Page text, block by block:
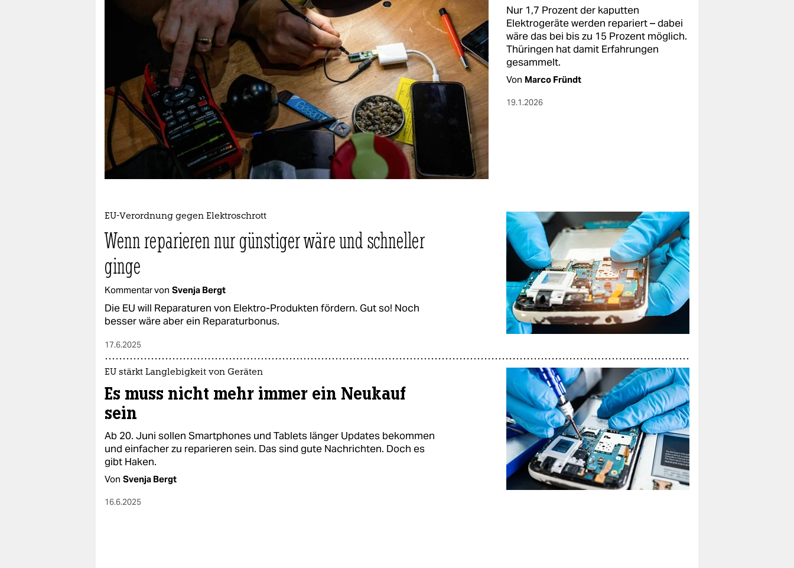
verlag
verlag
veranstaltungen
shop
fragen & hilfe
abo
genossenschaft
epaper login
Nur 1,7 Prozent der kaputten
Elektrogeräte werden repariert – dabei
wäre das bei bis zu 15 Prozent möglich.
Thüringen hat damit Erfahrungen
gesammelt.
Von Marco Fründt
19.1.2026
EU-Verordnung gegen Elektroschrott
Wenn reparieren nur günstiger wäre und schneller
ginge
Kommentar von Svenja Bergt
Die EU will Reparaturen von Elektro-Produkten fördern. Gut so! Noch
besser wäre aber ein Reparaturbonus.
17.6.2025
EU stärkt Langlebigkeit von Geräten
Es muss nicht mehr immer ein Neukauf
sein
Ab 20. Juni sollen Smartphones und Tablets länger Updates bekommen
und einfacher zu reparieren sein. Das sind gute Nachrichten. Doch es
gibt Haken.
Von Svenja Bergt
16.6.2025